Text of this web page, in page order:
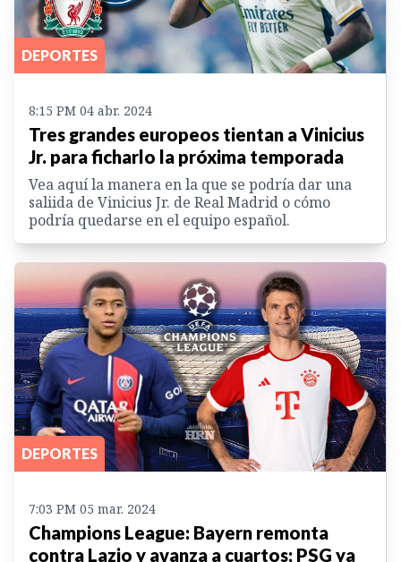
DEPORTES
8:15 PM 04 abr. 2024
Tres grandes europeos tientan a Vinicius
Jr. para ficharlo la próxima temporada
Vea aquí la manera en la que se podría dar una
saliida de Vinicius Jr. de Real Madrid o cómo
podría quedarse en el equipo español.
DEPORTES
7:03 PM 05 mar. 2024
Champions League: Bayern remonta
contra Lazio y avanza a cuartos; PSG ya